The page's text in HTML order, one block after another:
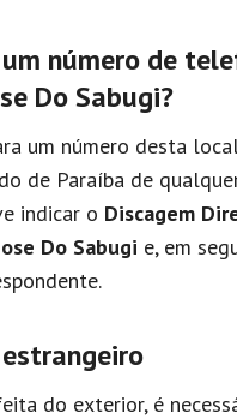
número de
Do Sabugi?
um número desta
de Paraíba de
indicar o Discagem
Do Sabugi e, em
do exterior, é